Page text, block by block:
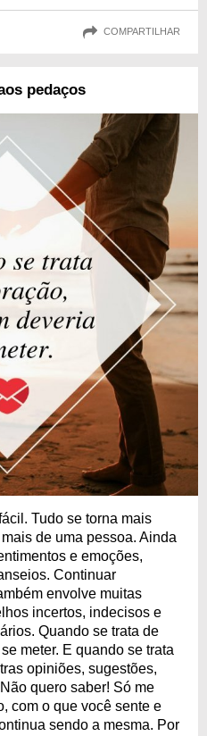
COMPARTILHAR
pedaços
Tudo se torna mais
de uma pessoa. Ainda
e emoções,
Continuar
envolve muitas
incertos, indecisos e
Quando se trata de
meter. E quando se trata
opiniões, sugestões,
quero saber! Só me
com o que você sente e
sendo a mesma. Por